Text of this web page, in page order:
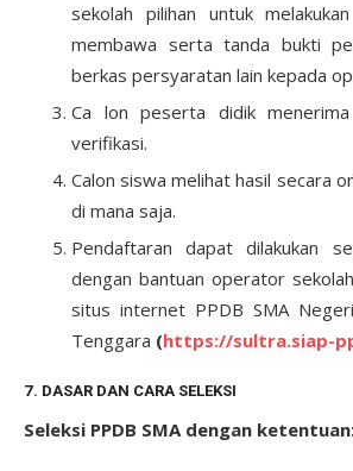
sekolah pilihan untuk
membawa serta tanda bukti
berkas persyaratan lain kepada
Ca lon peserta didik
verifikasi.
Calon siswa melihat hasil secara
di mana saja.
Pendaftaran dapat dilakukan
dengan bantuan operator
situs internet PPDB SMA
Tenggara (https://sultra.siap-
7. DASAR DAN CARA SELEKSI
Seleksi PPDB SMA dengan